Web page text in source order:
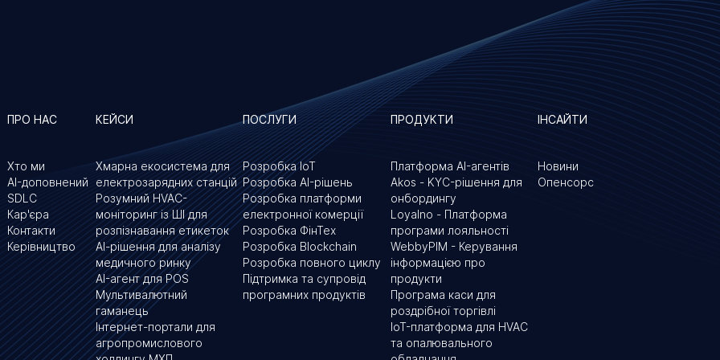
ПРО НАС
Хто ми
AI-доповнений
SDLC
Кар'єра
Контакти
Керівництво
КЕЙСИ
Хмарна екосистема для
електрозарядних станцій
Розумний HVAC-
моніторинг із ШІ для
розпізнавання етикеток
АІ-рішення для аналізу
медичного ринку
AI-агент для POS
Мультивалютний
гаманець
Інтернет-портали для
агропромислового
ПОСЛУГИ
Розробка IoT
Розробка AI-рішень
Розробка платформи
електронної комерції
Розробка ФінТех
Розробка Blockchain
Розробка повного циклу
Підтримка та супровід
програмних продуктів
ПРОДУКТИ
Платформа AI-агентів
Akos - KYC-рішення для
онбордингу
Loyalno - Платформа
програми лояльності
WebbyPIM - Керування
інформацією про
продукти
Програма каси для
роздрібної торгівлі
IoT-платформа для HVAC
та опалювального
ІНСАЙТИ
Новини
Опенсорс